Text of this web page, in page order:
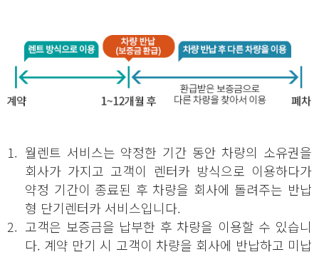
1. 월렌트 서비스는 약정한 기간 동안 차량의 소유권을
회사가 가지고 고객이 렌터카 방식으로 이용하다가
약정 기간이 종료된 후 차량을 회사에 돌려주는 반납
형 단기렌터카 서비스입니다.
2. 고객은 보증금을 납부한 후 차량을 이용할 수 있습니
다. 계약 만기 시 고객이 차량을 회사에 반납하고 미납